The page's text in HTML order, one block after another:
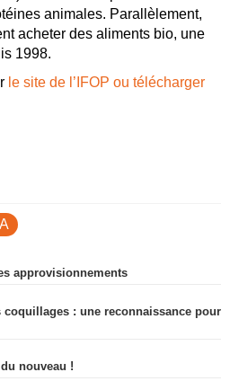
animales. Parallèlement,
acheter des aliments bio, une
1998.
le site de l’IFOP ou télécharger
approvisionnements
coquillages : une reconnaissance pour
nouveau !